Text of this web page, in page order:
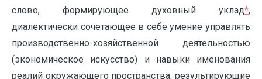
слово, формирующее духовный уклад*,
диалектически сочетающее в себе умение управлять
производственно-хозяйственной деятельностью
(экономическое искусство) и навыки именования
реалий окружающего пространства, результирующие